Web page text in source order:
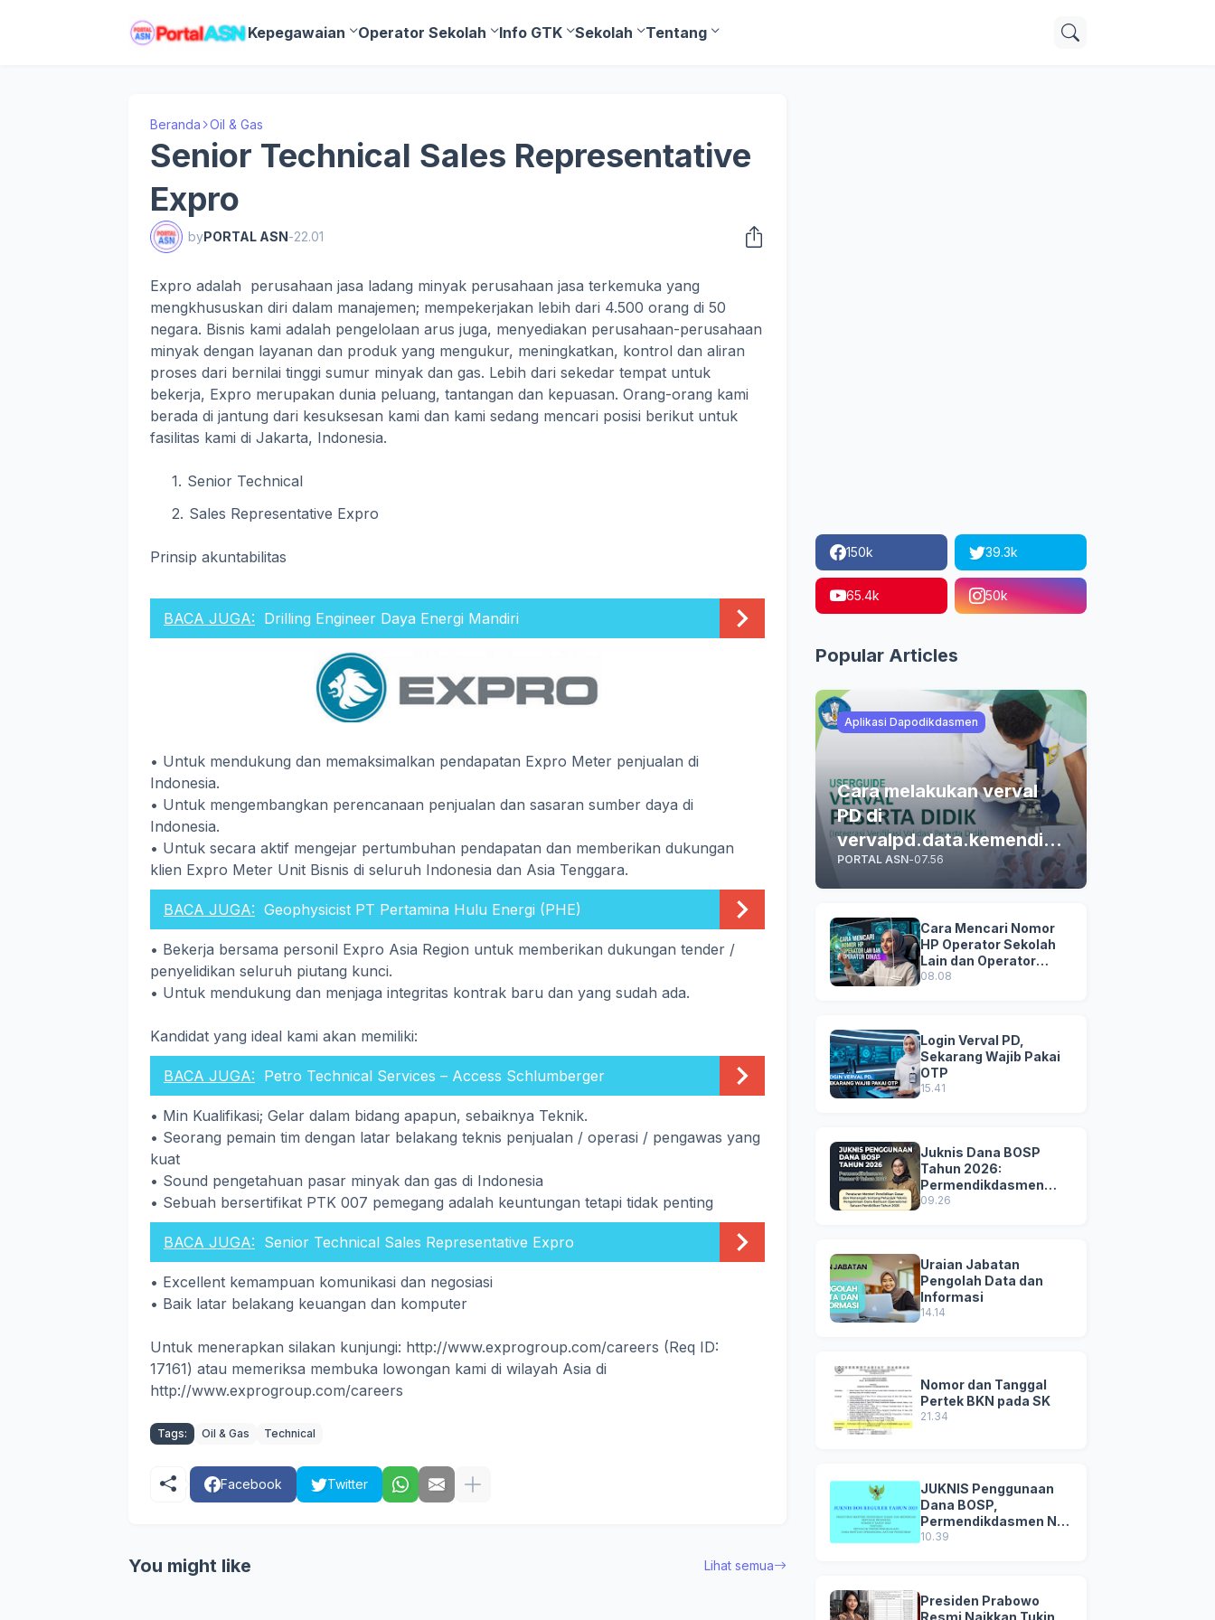
Kepegawaian Operator Sekolah Info GTK Sekolah Tentang
Beranda Oil & Gas
Senior Technical Sales Representative
Expro
byPORTAL ASN-22.01
Expro adalah perusahaan jasa ladang minyak perusahaan jasa terkemuka yang
mengkhususkan diri dalam manajemen; mempekerjakan lebih dari 4.500 orang di 50
negara. Bisnis kami adalah pengelolaan arus juga, menyediakan perusahaan-perusahaan
minyak dengan layanan dan produk yang mengukur, meningkatkan, kontrol dan aliran
proses dari bernilai tinggi sumur minyak dan gas. Lebih dari sekedar tempat untuk
bekerja, Expro merupakan dunia peluang, tantangan dan kepuasan. Orang-orang kami
berada di jantung dari kesuksesan kami dan kami sedang mencari posisi berikut untuk
fasilitas kami di Jakarta, Indonesia.
Senior Technical
Sales Representative Expro
Prinsip akuntabilitas
BACA JUGA: Drilling Engineer Daya Energi Mandiri
• Untuk mendukung dan memaksimalkan pendapatan Expro Meter penjualan di
Indonesia.
• Untuk mengembangkan perencanaan penjualan dan sasaran sumber daya di
Indonesia.
• Untuk secara aktif mengejar pertumbuhan pendapatan dan memberikan dukungan
klien Expro Meter Unit Bisnis di seluruh Indonesia dan Asia Tenggara.
BACA JUGA: Geophysicist PT Pertamina Hulu Energi (PHE)
• Bekerja bersama personil Expro Asia Region untuk memberikan dukungan tender /
penyelidikan seluruh piutang kunci.
• Untuk mendukung dan menjaga integritas kontrak baru dan yang sudah ada.
Kandidat yang ideal kami akan memiliki:
BACA JUGA: Petro Technical Services – Access Schlumberger
• Min Kualifikasi; Gelar dalam bidang apapun, sebaiknya Teknik.
• Seorang pemain tim dengan latar belakang teknis penjualan / operasi / pengawas yang
kuat
• Sound pengetahuan pasar minyak dan gas di Indonesia
• Sebuah bersertifikat PTK 007 pemegang adalah keuntungan tetapi tidak penting
BACA JUGA: Senior Technical Sales Representative Expro
• Excellent kemampuan komunikasi dan negosiasi
• Baik latar belakang keuangan dan komputer
Untuk menerapkan silakan kunjungi: http://www.exprogroup.com/careers (Req ID:
17161) atau memeriksa membuka lowongan kami di wilayah Asia di
http://www.exprogroup.com/careers
Tags: Oil & Gas Technical
Facebook Twitter
You might like Lihat semua
150k 39.3k
65.4k 50k
Popular Articles
Aplikasi Dapodikdasmen
Cara melakukan verval
PD di
vervalpd.data.kemendikd
asmen.go.id
PORTAL ASN-07.56
Cara Mencari Nomor
HP Operator Sekolah
Lain dan Operator
Dinas di SDM Data
08.08
Login Verval PD,
Sekarang Wajib Pakai
OTP
15.41
Juknis Dana BOSP
Tahun 2026:
Permendikdasmen
Nomor 8 Tahun 2026
09.26
Uraian Jabatan
Pengolah Data dan
Informasi
14.14
Nomor dan Tanggal
Pertek BKN pada SK
21.34
JUKNIS Penggunaan
Dana BOSP,
Permendikdasmen No
8 Tahun 2025
10.39
Presiden Prabowo
Resmi Naikkan Tukin